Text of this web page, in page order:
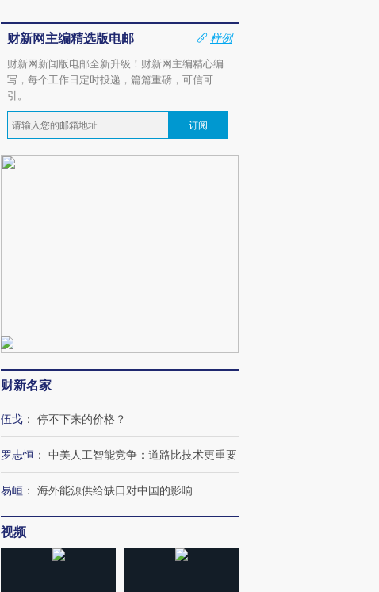
财新网主编精选版电邮
样例
财新网新闻版电邮全新升级！财新网主编精心编
写，每个工作日定时投递，篇篇重磅，可信可
引。
订阅
财新名家
伍戈 ： 停不下来的价格？
罗志恒 ： 中美人工智能竞争：道路比技术更重要
易峘 ： 海外能源供给缺口对中国的影响
视频